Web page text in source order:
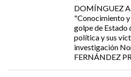
DOMÍNGUEZ
"Conocimiento
golpe de Estado
política y sus
investigación
FERNÁNDEZ